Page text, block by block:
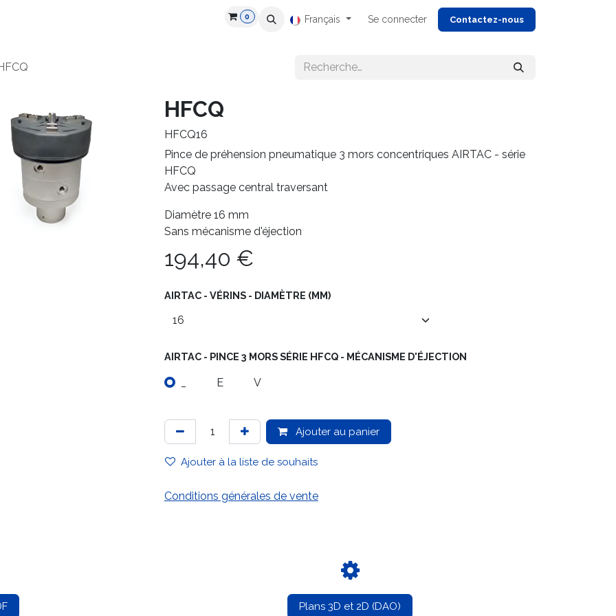
Recrutement Ressources
0 Français Se connecter Contactez-nous
HFCQ
HFCQ16
Pince de préhension pneumatique 3 mors concentriques AIRTAC - série
HFCQ
Avec passage central traversant
Diamètre 16 mm
Sans mécanisme d'éjection
194,40 €
AIRTAC - VÉRINS - DIAMÈTRE (MM)
AIRTAC - PINCE 3 MORS SÉRIE HFCQ - MÉCANISME D'ÉJECTION
E V
Ajouter au panier
Ajouter à la liste de souhaits
Conditions générales de vente
Plans 3D et 2D (DAO)